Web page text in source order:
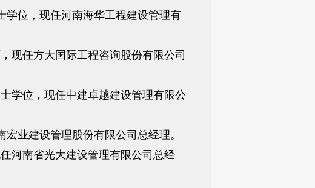
位，现任河南海华工程建设管理有
现任方大国际工程咨询股份有限公司
学位，现任中建卓越建设管理有限公
业建设管理股份有限公司总经理。
河南省光大建设管理有限公司总经